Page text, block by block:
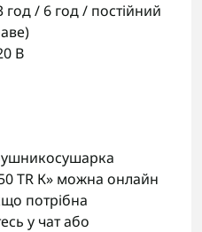
год / 6 год / постійний
В
TR К» можна онлайн
потрібна
у чат або